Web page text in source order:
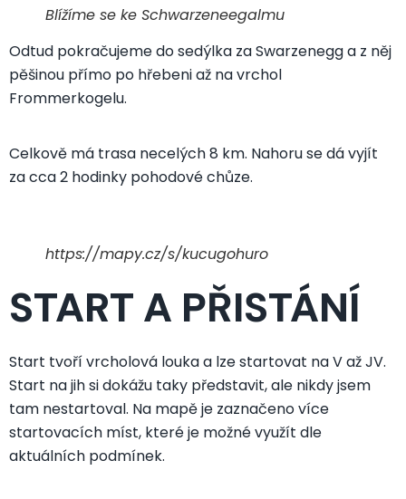
Blížíme se ke Schwarzeneegalmu
Odtud pokračujeme do sedýlka za Swarzenegg a z něj
pěšinou přímo po hřebeni až na vrchol
Frommerkogelu.
Celkově má trasa necelých 8 km. Nahoru se dá vyjít
za cca 2 hodinky pohodové chůze.
https://mapy.cz/s/kucugohuro
START A PŘISTÁNÍ
Start tvoří vrcholová louka a lze startovat na V až JV.
Start na jih si dokážu taky představit, ale nikdy jsem
tam nestartoval. Na mapě je zaznačeno více
startovacích míst, které je možné využít dle
aktuálních podmínek.